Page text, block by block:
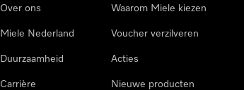
Over ons
Miele Nederland
Duurzaamheid
Carrière
Waarom Miele kiezen
Voucher verzilveren
Acties
Nieuwe producten